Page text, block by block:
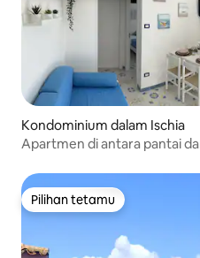
Kondominium dalam Ischia
Apartmen di antara pantai
Pilihan tetamu
Pilihan tetamu